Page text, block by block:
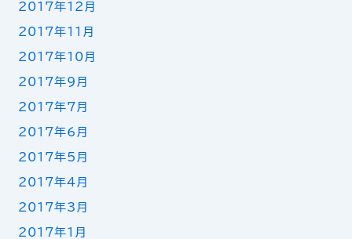
2017年12月
2017年11月
2017年10月
2017年9月
2017年7月
2017年6月
2017年5月
2017年4月
2017年3月
2017年1月